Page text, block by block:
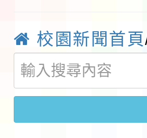
展演活動實
請一案
社團法人中
026 ART
會」之「藝
本校115學
第2次招考代
告(採1次公
115 年度兒
0 小時業訓
轉知本市體
校園新聞首頁